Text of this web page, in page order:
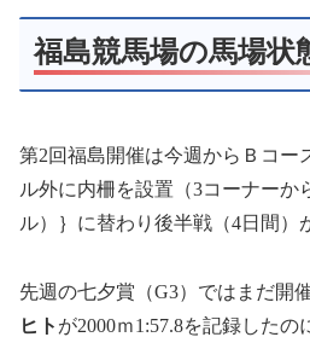
福島競馬場の馬場状
第2回福島開催は今週からＢコー
ル外に内柵を設置（3コーナーか
ル）｝に替わり後半戦（4日間）
先週の七夕賞（G3）ではまだ開
ヒト が2000ｍ1:57.8を記録した